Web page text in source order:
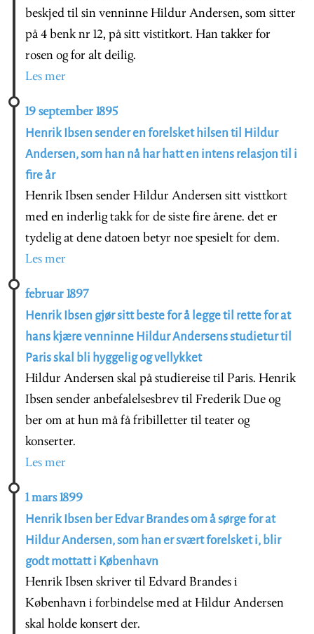
beskjed til sin venninne Hildur Andersen, som sitter
på 4 benk nr 12, på sitt vistitkort. Han takker for
rosen og for alt deilig.
Les mer
19 september 1895
Henrik Ibsen sender en forelsket hilsen til Hildur
Andersen, som han nå har hatt en intens relasjon til i
fire år
Henrik Ibsen sender Hildur Andersen sitt visttkort
med en inderlig takk for de siste fire årene. det er
tydelig at dene datoen betyr noe spesielt for dem.
Les mer
februar 1897
Henrik Ibsen gjør sitt beste for å legge til rette for at
hans kjære venninne Hildur Andersens studietur til
Paris skal bli hyggelig og vellykket
Hildur Andersen skal på studiereise til Paris. Henrik
Ibsen sender anbefalelsesbrev til Frederik Due og
ber om at hun må få fribilletter til teater og
konserter.
Les mer
1 mars 1899
Henrik Ibsen ber Edvar Brandes om å sørge for at
Hildur Andersen, som han er svært forelsket i, blir
godt mottatt i København
Henrik Ibsen skriver til Edvard Brandes i
København i forbindelse med at Hildur Andersen
skal holde konsert der.